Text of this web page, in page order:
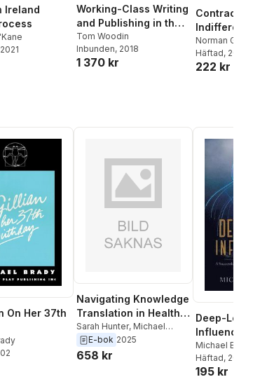
Ireland
Working-Class Writing
and Publishing in the
Late Twentieth
Century
Tom Woodin
Inbunden, 2018
1 370 kr
Contract of
Indifference
Norman Geras
Häftad, 2020
222 kr
On Her 37th
Navigating Knowledge
Translation in Health
and Care
Sarah Hunter, Michael
Lawless, Alison Kitson
E-bok 2025
658 kr
Deep-Level
Influencing -
Successful
Michael Brady
Häftad, 2021
195 kr